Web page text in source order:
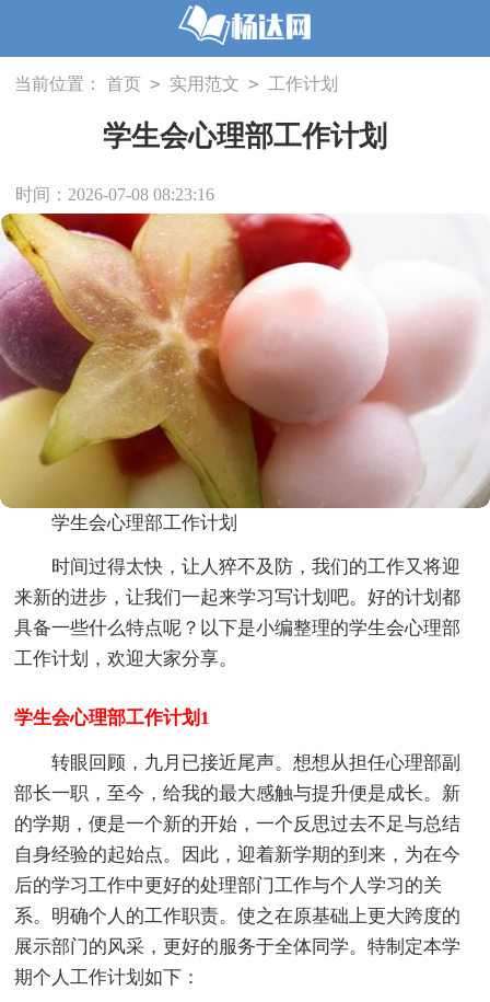
当前位置： 首页 > 实用范文 > 工作计划
学生会心理部工作计划
时间：2026-07-08 08:23:16
学生会心理部工作计划
时间过得太快，让人猝不及防，我们的工作又将迎
来新的进步，让我们一起来学习写计划吧。好的计划都
具备一些什么特点呢？以下是小编整理的学生会心理部
工作计划，欢迎大家分享。
学生会心理部工作计划1
转眼回顾，九月已接近尾声。想想从担任心理部副
部长一职，至今，给我的最大感触与提升便是成长。新
的学期，便是一个新的开始，一个反思过去不足与总结
自身经验的起始点。因此，迎着新学期的到来，为在今
后的学习工作中更好的处理部门工作与个人学习的关
系。明确个人的工作职责。使之在原基础上更大跨度的
展示部门的风采，更好的服务于全体同学。特制定本学
期个人工作计划如下：